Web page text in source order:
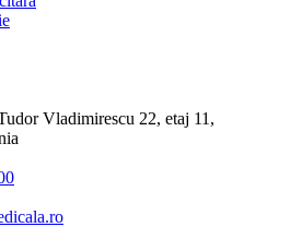
Vladimirescu 22, etaj 11,